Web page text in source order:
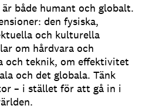
både humant och globalt.
den fysiska,
och kulturella
om hårdvara och
och teknik, om effektivitet
och det globala. Tänk
– i stället för att gå in i